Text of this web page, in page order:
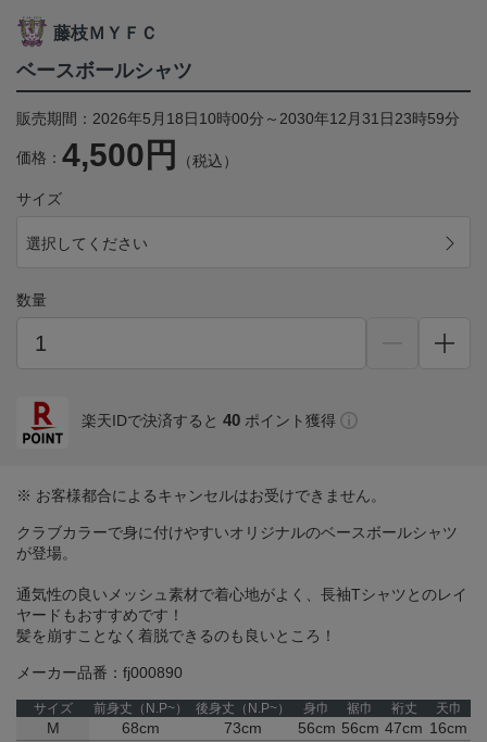
藤枝ＭＹＦＣ
ベースボールシャツ
販売期間：2026年5月18日10時00分～2030年12月31日23時59分
価格： 4,500円 （税込）
サイズ
選択してください
数量
楽天IDで決済すると 40 ポイント獲得
※ お客様都合によるキャンセルはお受けできません。
クラブカラーで身に付けやすいオリジナルのベースボールシャツ
が登場。
通気性の良いメッシュ素材で着心地がよく、長袖Tシャツとのレイ
ヤードもおすすめです！
髪を崩すことなく着脱できるのも良いところ！
メーカー品番：fj000890
サイズ 前身丈（N.P~） 後身丈（N.P~） 身巾 裾巾 裄丈 天巾
M 68cm 73cm 56cm 56cm 47cm 16cm